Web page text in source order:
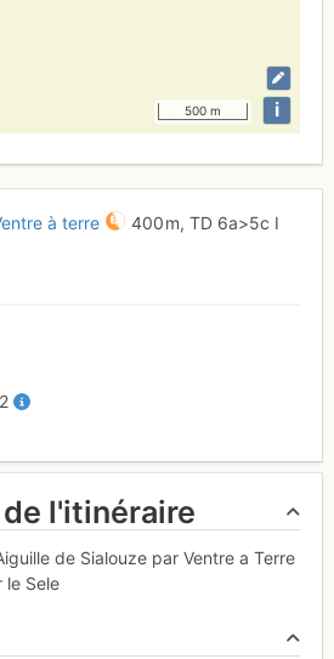
500 m i
à terre 400 m, TD 6a>5c I
l'itinéraire
de Sialouze par Ventre a Terre
le Sele